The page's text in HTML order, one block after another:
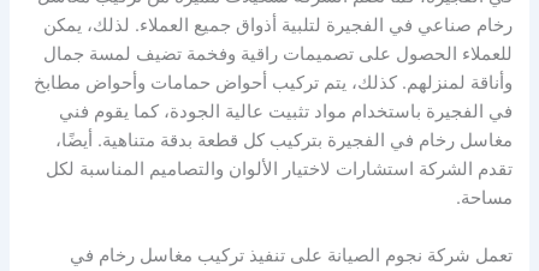
رخام صناعي في الفجيرة لتلبية أذواق جميع العملاء. لذلك، يمكن
للعملاء الحصول على تصميمات راقية وفخمة تضيف لمسة جمال
وأناقة لمنزلهم. كذلك، يتم تركيب أحواض حمامات وأحواض مطابخ
في الفجيرة باستخدام مواد تثبيت عالية الجودة، كما يقوم فني
مغاسل رخام في الفجيرة بتركيب كل قطعة بدقة متناهية. أيضًا،
تقدم الشركة استشارات لاختيار الألوان والتصاميم المناسبة لكل
مساحة.
تعمل شركة نجوم الصيانة على تنفيذ تركيب مغاسل رخام في